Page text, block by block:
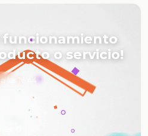
funcionamiento
o servicio!
las 16:44